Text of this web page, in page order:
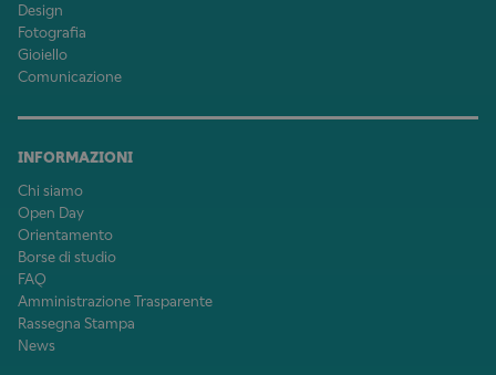
Design
Fotografia
Gioiello
Comunicazione
INFORMAZIONI
Chi siamo
Open Day
Orientamento
Borse di studio
FAQ
Amministrazione Trasparente
Rassegna Stampa
News